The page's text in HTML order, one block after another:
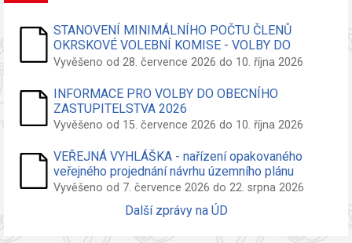
STANOVENÍ MINIMÁLNÍHO POČTU ČLENŮ
OKRSKOVÉ VOLEBNÍ KOMISE - VOLBY DO
ZASTUPITELSTVA OBCE
Vyvěšeno od 28. července 2026 do 10. října 2026
INFORMACE PRO VOLBY DO OBECNÍHO
ZASTUPITELSTVA 2026
Vyvěšeno od 15. července 2026 do 10. října 2026
VEŘEJNÁ VYHLÁŠKA - nařízení opakovaného
veřejného projednání návrhu územního plánu
Vyvěšeno od 7. července 2026 do 22. srpna 2026
Další zprávy na ÚD